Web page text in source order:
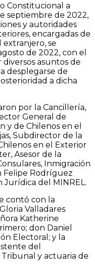
Constitucional a
septiembre de 2022,
y autoridades
encargadas de
extranjero, se
de 2022, con el
asuntos de
desplegarse de
a dicha
por la Cancillería,
General de
y de Chilenos en el
Subdirector de la
en el Exterior
Asesor de la
Inmigración
Felipe Rodríguez
Jurídica del MINREL.
contó con la
Valladares
Katherine
don Daniel
Electoral; y la
del
y actuaria de